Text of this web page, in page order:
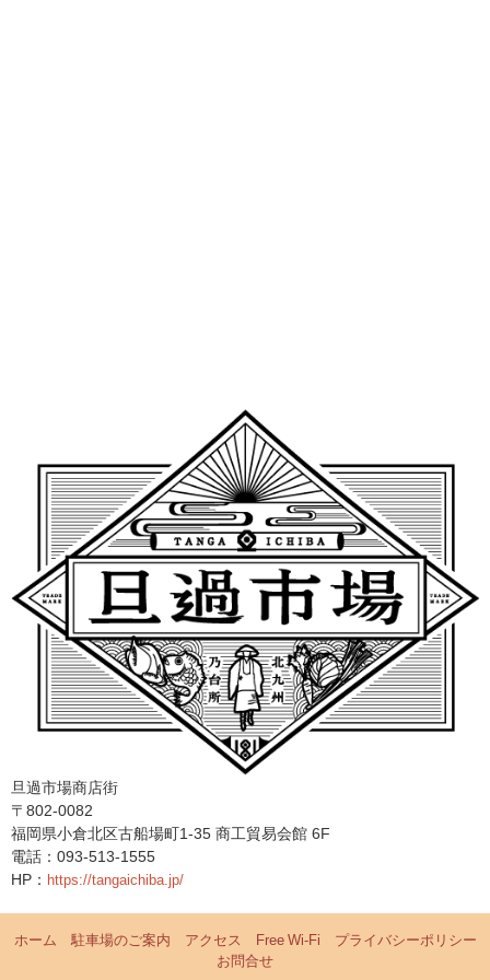
旦過市場商店街
〒802-0082
福岡県小倉北区古船場町1-35 商工貿易会館 6F
電話：093-513-1555
HP：
https://tangaichiba.jp/
ホーム 駐車場のご案内 アクセス Free Wi-Fi
プライバシーポリシー
お問合せ